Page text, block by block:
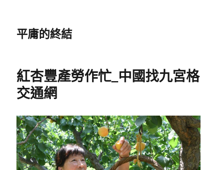
平庸的終結
紅杏豐產勞作忙_中國找九宮格
交通網